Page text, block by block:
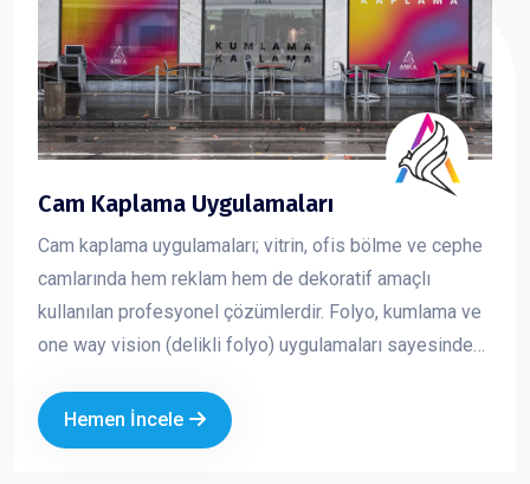
Cam Kaplama Uygulamaları
Cam kaplama uygulamaları; vitrin, ofis bölme ve cephe
camlarında hem reklam hem de dekoratif amaçlı
kullanılan profesyonel çözümlerdir. Folyo, kumlama ve
one way vision (delikli folyo) uygulamaları sayesinde
mahremiyet ve güneş kontrolü sağlayabilirsiniz.
Hemen İncele